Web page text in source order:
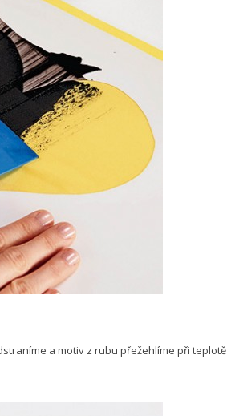
a motiv z rubu přežehlíme při teplotě